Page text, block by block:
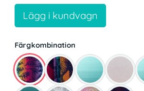
Lägg i kundvagn
Färgkombination